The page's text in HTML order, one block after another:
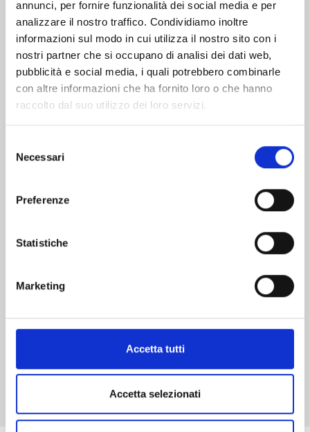
annunci, per fornire funzionalità dei social media e per
analizzare il nostro traffico. Condividiamo inoltre
informazioni sul modo in cui utilizza il nostro sito con i
nostri partner che si occupano di analisi dei dati web,
pubblicità e social media, i quali potrebbero combinarle
con altre informazioni che ha fornito loro o che hanno
raccolto dal suo utilizzo dei loro servizi.
delNecessari
Preferenze
Statistiche
Marketing
Accetta tutti
Accetta selezionati
FOUR KNIGHTS OF THE APOCALYPSE n. 23
Mostra tutto